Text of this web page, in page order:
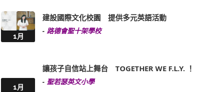
1月
建設國際文化校園 提供多元英語活動
- 路德會聖十架學校
1月
讓孩子自信站上舞台 TOGETHER WE F.L.Y. ！
- 聖若瑟英文小學